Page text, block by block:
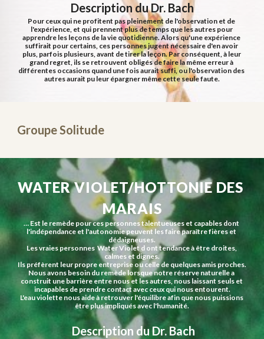
Description du Dr. Bach
Pour ceux qui ne profitent pas pleinement de l'observation et de
l'expérience, et qui prennent plus de temps que les autres pour
apprendre les leçons de la vie quotidienne. Alors qu'une expérience
suffirait pour certains, ces personnes jugent nécessaire d'en avoir
plus, parfois plusieurs, avant de tirer la leçon. Par conséquent, à leur
grand regret, ils se retrouvent obligés de faire la même erreur à
différentes occasions quand une fois aurait suffi, ou l'observation des
autres aurait pu leur épargner même cette seule faute.
Groupe Solitude
WATER VIOLET/HOTTONIE DES
MARAIS
… Est le remède pour ces personnes talentueuses et capables dont
l'indépendance et l'autonomie peuvent les faire paraître fières et
dédaigneuses.
Les vraies personnes  Water Violet d ont tendance à être droites,
calmes et dignes.
Ils préfèrent leur propre entreprise ou celle de quelques amis proches.
Nous avons besoin du remède lorsque notre réserve naturelle a
construit une barrière entre nous et les autres, nous laissant seuls et
incapables de prendre contact avec ceux qui nous entourent.
L'eau violette nous aide à retrouver l'équilibre afin que nous puissions
être plus impliqués avec l'humanité.
Description du Dr. Bach